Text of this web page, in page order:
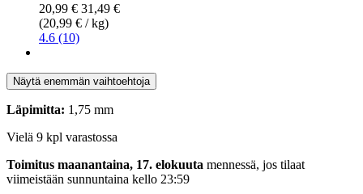
20,99 € 31,49 €
(20,99 € / kg)
4.6 (10)
Näytä enemmän vaihtoehtoja
Läpimitta: 1,75 mm
Vielä 9 kpl varastossa
Toimitus maanantaina, 17. elokuuta mennessä, jos tilaat
viimeistään sunnuntaina kello 23:59